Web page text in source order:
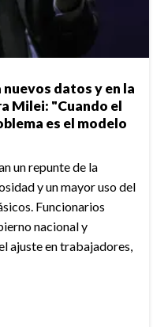
datos y en la
Milei: "Cuando el
es el modelo
un repunte de la
y un mayor uso del
Funcionarios
nacional y
ajuste en trabajadores,